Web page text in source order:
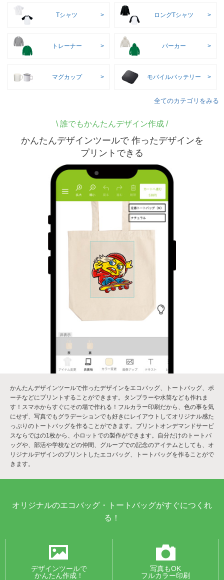
Tシャツ ロングTシャツ
トレーナー パーカー
マグカップ モバイルバッテリー
全てのカテゴリをみる
\ 誰でもかんたんデザイン作成 /
かんたんデザインツールで 作ったデザインを
プリントできる
かんたんデザインツールで作ったデザインをエコバッグ、トートバッグ、ポ
ーチなどにプリントすることができます。タンブラーや水筒なども作れま
す！スマホからすぐにその場で作れる！フルカラー印刷だから、色の事を気
にせず、写真でもグラデーションでも好きにレイアウトしてオリジナル感た
っぷりのトートバッグを作ることができます。プリントオンデマンドサービ
スならではの1枚から、小ロットでの製作ができます。自分だけのトートバ
ッグや、部活や学校などの仲間、グループでの記念のアイテムとしても、オ
リジナルデザインのプリントしたエコバッグ、トートバッグを作ることがで
きます。
オリジナルのエコバッグ・トートバッグがすぐにつくれ
る！
デザインツールで
かんたん作成！
写真もOK
フルカラー印刷